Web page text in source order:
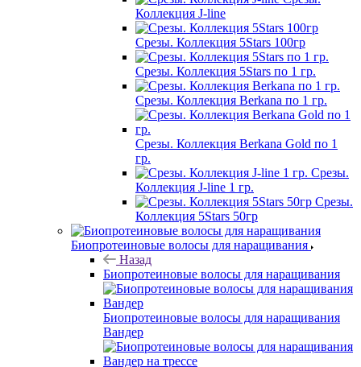
Коллекция J-line
Срезы. Коллекция 5Stars 100гр
Срезы. Коллекция 5Stars по 1 гр.
Срезы. Коллекция Berkana по 1 гр.
Срезы. Коллекция Berkana Gold по 1
гр.
Срезы.
Коллекция J-line 1 гр.
Срезы.
Коллекция 5Stars 50гр
Биопротеиновые волосы для наращивания
Назад
Биопротеиновые волосы для наращивания
Биопротеиновые волосы для наращивания
Вандер